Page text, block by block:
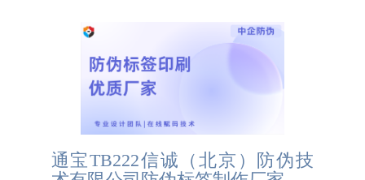
通宝TB222信诚（北京）防伪技